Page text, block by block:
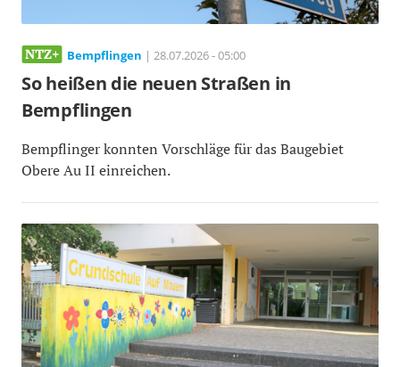
Bempflingen | 28.07.2026 - 05:00
So heißen die neuen Straßen in
Bempflingen
Bempflinger konnten Vorschläge für das Baugebiet
Obere Au II einreichen.